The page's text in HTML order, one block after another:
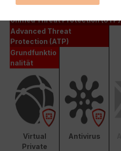
Unified Threat Protection (UTP)
Advanced Threat
Protection (ATP)
Grundfunktio
nalität
Virtual
Private
Antivirus